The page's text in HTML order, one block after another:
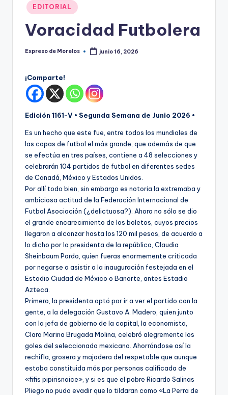
el
Publicado
en
EDITORIAL
Voracidad Futbolera
Publicado
Expreso de Morelos junio 16, 2026
¡Comparte!
Edición 1161-V • Segunda Semana de Junio 2026 •
Es un hecho que este fue, entre todos los mundiales de
las copas de futbol el más grande, que además de que
se efectúa en tres países, contiene a 48 selecciones y
celebrarán 104 partidos de futbol en diferentes sedes
de Canadá, México y Estados Unidos.
Por allí todo bien, sin embargo es notoria la extremaba y
ambiciosa actitud de la Federación Internacional de
Futbol Asociación (¿delictuosa?). Ahora no sólo se dio
el grande encarecimiento de los boletos, cuyos precios
llegaron a alcanzar hasta los 120 mil pesos, de acuerdo a
lo dicho por la presidenta de la república, Claudia
Sheinbaum Pardo, quien fueras enormemente criticada
por negarse a asistir a la inauguración festejada en el
Estadio Ciudad de México o Banorte, antes Estadio
Azteca.
Primero, la presidenta optó por ir a ver el partido con la
gente, a la delegación Gustavo A. Madero, quien junto
con la jefa de gobierno de la capital, la economista,
Clara Marina Brugada Molina, celebró alegremente los
goles del seleccionado mexicano. Ahorrándose así la
rechifla, grosera y majadera del respetable que aunque
estaba constituida más por personas calificada de
«fifis pipirisnaice», y si es que el pobre Ricardo Salinas
Pliego no pudo evadir que lo tildaran como «La Perra de